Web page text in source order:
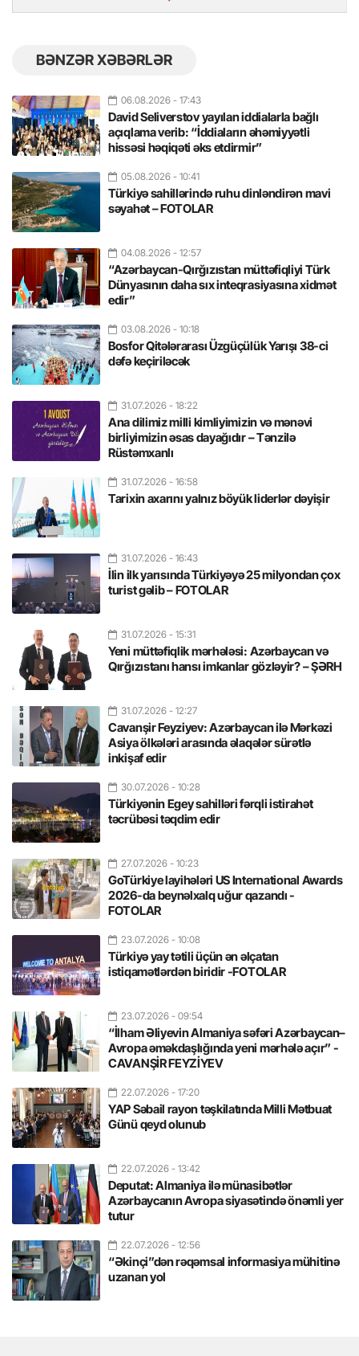
BƏNZƏR XƏBƏRLƏR
06.08.2026 - 17:43
David Seliverstov yayılan iddialarla bağlı
açıqlama verib: “İddiaların əhəmiyyətli
hissəsi həqiqəti əks etdirmir”
05.08.2026 - 10:41
Türkiyə sahillərində ruhu dinləndirən mavi
səyahət – FOTOLAR
04.08.2026 - 12:57
“Azərbaycan-Qırğızıstan müttəfiqliyi Türk
Dünyasının daha sıx inteqrasiyasına xidmət
edir”
03.08.2026 - 10:18
Bosfor Qitələrarası Üzgüçülük Yarışı 38-ci
dəfə keçiriləcək
31.07.2026 - 18:22
Ana dilimiz milli kimliyimizin və mənəvi
birliyimizin əsas dayağıdır – Tənzilə
Rüstəmxanlı
31.07.2026 - 16:58
Tarixin axarını yalnız böyük liderlər dəyişir
31.07.2026 - 16:43
İlin ilk yarısında Türkiyəyə 25 milyondan çox
turist gəlib – FOTOLAR
31.07.2026 - 15:31
Yeni müttəfiqlik mərhələsi: Azərbaycan və
Qırğızıstanı hansı imkanlar gözləyir? – ŞƏRH
31.07.2026 - 12:27
Cavanşir Feyziyev: Azərbaycan ilə Mərkəzi
Asiya ölkələri arasında əlaqələr sürətlə
inkişaf edir
30.07.2026 - 10:28
Türkiyənin Egey sahilləri fərqli istirahət
təcrübəsi təqdim edir
27.07.2026 - 10:23
GoTürkiye layihələri US International Awards
2026-da beynəlxalq uğur qazandı -
FOTOLAR
23.07.2026 - 10:08
Türkiyə yay tətili üçün ən əlçatan
istiqamətlərdən biridir -FOTOLAR
23.07.2026 - 09:54
“İlham Əliyevin Almaniya səfəri Azərbaycan–
Avropa əməkdaşlığında yeni mərhələ açır” -
CAVANŞİR FEYZİYEV
22.07.2026 - 17:20
YAP Səbail rayon təşkilatında Milli Mətbuat
Günü qeyd olunub
22.07.2026 - 13:42
Deputat: Almaniya ilə münasibətlər
Azərbaycanın Avropa siyasətində önəmli yer
tutur
22.07.2026 - 12:56
“Əkinçi”dən rəqəmsal informasiya mühitinə
uzanan yol